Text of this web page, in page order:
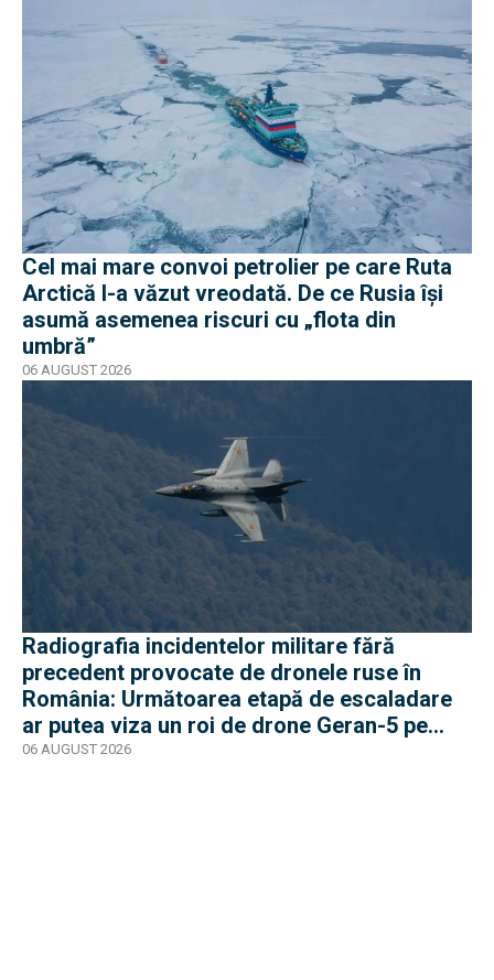
Cel mai mare convoi petrolier pe care Ruta
Arctică l-a văzut vreodată. De ce Rusia își
asumă asemenea riscuri cu „flota din
umbră”
06 AUGUST 2026
Radiografia incidentelor militare fără
precedent provocate de dronele ruse în
România: Următoarea etapă de escaladare
ar putea viza un roi de drone Geran-5 pe
direcția Galați-Reni
06 AUGUST 2026